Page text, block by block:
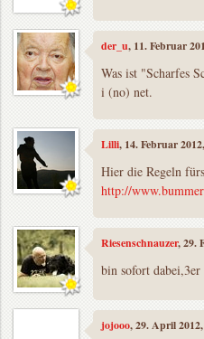
der_u, 11. Februar
Was ist "Scharfes
i (no) net.
Lilli, 14. Februar
Hier die Regeln
http://
Riesenschnauzer, 29.
bin sofort dabei,3er
jojooo, 29. April